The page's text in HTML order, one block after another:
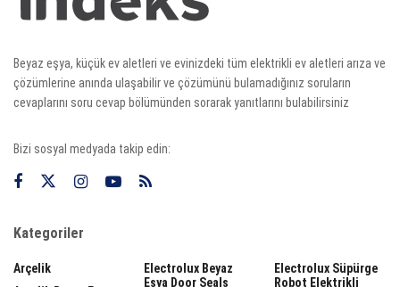
Beyaz eşya, küçük ev aletleri ve evinizdeki tüm elektrikli ev aletleri arıza ve
çözümlerine anında ulaşabilir ve çözümünü bulamadığınız soruların
cevaplarını soru cevap bölümünden sorarak yanıtlarını bulabilirsiniz
Bizi sosyal medyada takip edin:
Kategoriler
Arçelik
Electrolux Beyaz
Eşya Door Seals
Electrolux Süpürge
Robot Elektrikli